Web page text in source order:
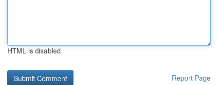
HTML is disabled
Report Page